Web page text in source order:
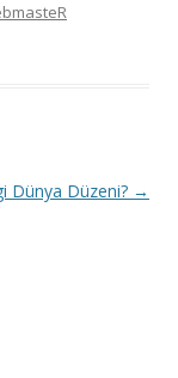
Dünya Düzeni? →